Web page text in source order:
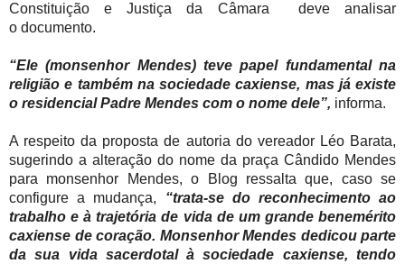
Constituição e Justiça da Câmara deveanalisar
o documento.
“Ele (monsenhor Mendes) teve papel fundamental na
religião e também na sociedade caxiense, mas já existe
o residencial Padre Mendes com o nome dele”, informa.
A respeito da proposta de autoria do vereador Léo Barata,
sugerindo a alteração do nome da praça Cândido Mendes
para monsenhor Mendes, o Blog ressalta que, caso se
configure a mudança, “trata-se do reconhecimento ao
trabalho e à trajetória de vida de um grande benemérito
caxiense de coração. Monsenhor Mendes dedicou parte
da sua vida sacerdotal à sociedade caxiense, tendo